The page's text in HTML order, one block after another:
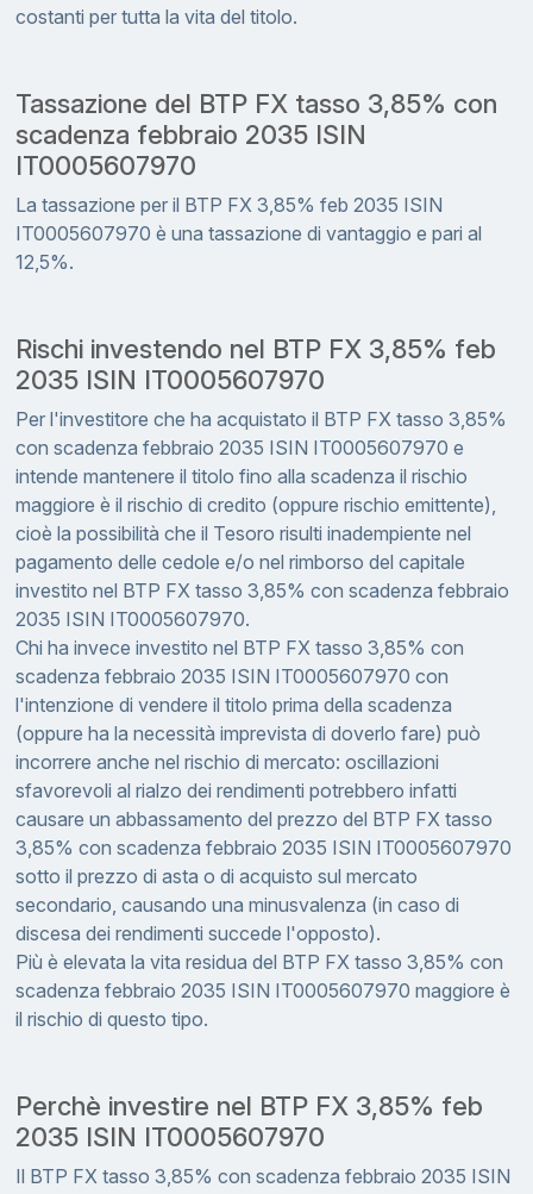
costanti per tutta la vita del titolo.
Tassazione del BTP FX tasso 3,85% con
scadenza febbraio 2035 ISIN
IT0005607970
La tassazione per il BTP FX 3,85% feb 2035 ISIN
IT0005607970 è una tassazione di vantaggio e pari al
12,5%.
Rischi investendo nel BTP FX 3,85% feb
2035 ISIN IT0005607970
Per l'investitore che ha acquistato il BTP FX tasso 3,85%
con scadenza febbraio 2035 ISIN IT0005607970 e
intende mantenere il titolo fino alla scadenza il rischio
maggiore è il rischio di credito (oppure rischio emittente),
cioè la possibilità che il Tesoro risulti inadempiente nel
pagamento delle cedole e/o nel rimborso del capitale
investito nel BTP FX tasso 3,85% con scadenza febbraio
2035 ISIN IT0005607970.
Chi ha invece investito nel BTP FX tasso 3,85% con
scadenza febbraio 2035 ISIN IT0005607970 con
l'intenzione di vendere il titolo prima della scadenza
(oppure ha la necessità imprevista di doverlo fare) può
incorrere anche nel rischio di mercato: oscillazioni
sfavorevoli al rialzo dei rendimenti potrebbero infatti
causare un abbassamento del prezzo del BTP FX tasso
3,85% con scadenza febbraio 2035 ISIN IT0005607970
sotto il prezzo di asta o di acquisto sul mercato
secondario, causando una minusvalenza (in caso di
discesa dei rendimenti succede l'opposto).
Più è elevata la vita residua del BTP FX tasso 3,85% con
scadenza febbraio 2035 ISIN IT0005607970 maggiore è
il rischio di questo tipo.
Perchè investire nel BTP FX 3,85% feb
2035 ISIN IT0005607970
Il BTP FX tasso 3,85% con scadenza febbraio 2035 ISIN